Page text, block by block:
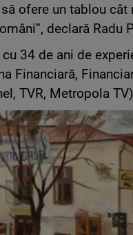
ofere un tablou
declară Radu
34 de ani de
Financiară,
TVR, Metropola